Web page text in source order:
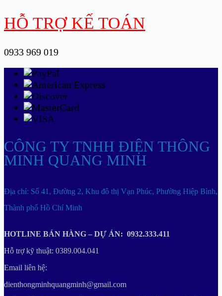
HỖ TRỢ KẾ TOÁN
0933 969 019
CÔNG TY TNHH ĐIỆN THÔNG
MINH QUANG MINH
Địa chỉ: Số 41, Đường 2, Khu đô thị Vạn Phúc, Phường Hiệp Bình,
Thành phố Hồ Chí Minh
HOTLINE BÁN HÀNG – DỰ ÁN: 0932.333.411
Hỗ trợ kỹ thuật: 0389.004.041
Email liên hệ:
dienthongminhquangminh@gmail.com